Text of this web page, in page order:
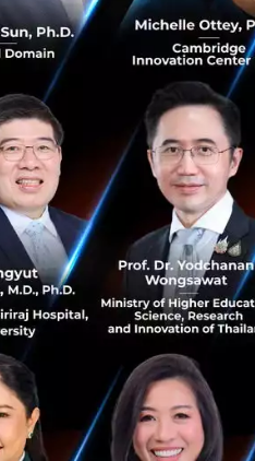
นำเทคโนโลยี
การยืนยันตัว
ายการค้า Fujitsu Palm
ของวิธีการยืนยันตัวตนด้วยกา
ารจดจำใบหน้า (Facial
Vein นับเป็นเทคโนโลยีก
ปุ่น ที่ใช้รูปแบบของการชำร
ซื้อ หลังการเลือกซื้อสินค้าสิ้น
กของการชำระเงิน สามารถ